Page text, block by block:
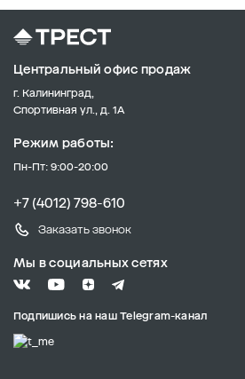
Центральный офис продаж
г. Калининград,
Спортивная ул., д. 1А
Режим работы:
Пн-Пт: 9:00-20:00
+7 (4012) 798-610
Заказать звонок
Мы в социальных сетях
Подпишись на наш Telegram-канал